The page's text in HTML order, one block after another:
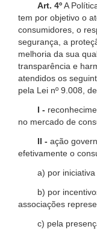
Art. 4ºA
tem por objetivo o
consumidores, o
segurança, a
melhoria da sua
transparência e
atendidos os
pela Lei nº 9.008,
I -
no mercado de
II - ação
efetivamente o
a) por iniciativa
b) por incentivos
associações
c) pela presença